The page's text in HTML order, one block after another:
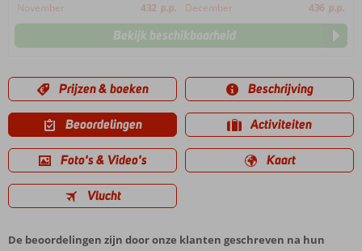
November
432 p.p. December 436 p.p.
Bekijk beschikbaarheid
Prijzen & boeken Beschrijving
Beoordelingen Activiteiten
Foto's & Video's Kaart
Vlucht
De beoordelingen zijn door onze klanten geschreven na hun